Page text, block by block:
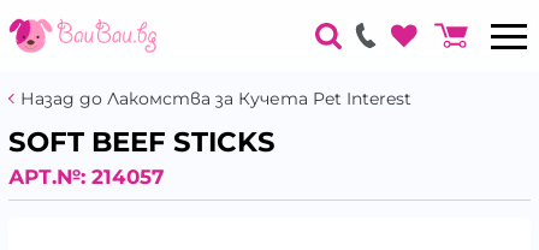
Назад до Лакомства за Кучета Pet Interest
SOFT BEEF STICKS
АРТ.№: 214057